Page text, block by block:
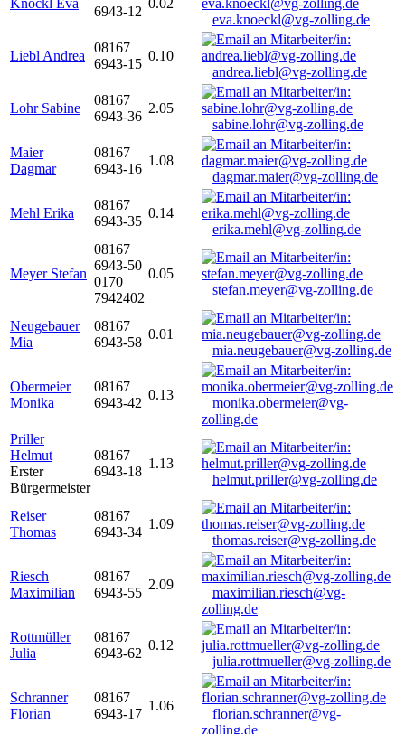
Knöckl Eva
6943-12
0.02
eva.knoeckl@vg-zolling.de
Liebl Andrea
08167
6943-15
0.10
andrea.liebl@vg-zolling.de
Lohr Sabine
08167
6943-36
2.05
sabine.lohr@vg-zolling.de
Maier
Dagmar
08167
6943-16
1.08
dagmar.maier@vg-zolling.de
Mehl Erika
08167
6943-35
0.14
erika.mehl@vg-zolling.de
Meyer Stefan
08167
6943-50
0170
7942402
0.05
stefan.meyer@vg-zolling.de
Neugebauer
Mia
08167
6943-58
0.01
mia.neugebauer@vg-zolling.de
Obermeier
Monika
08167
6943-42
0.13
monika.obermeier@vg-
zolling.de
Priller
Helmut
Erster
Bürgermeister
08167
6943-18
1.13
helmut.priller@vg-zolling.de
Reiser
Thomas
08167
6943-34
1.09
thomas.reiser@vg-zolling.de
Riesch
Maximilian
08167
6943-55
2.09
maximilian.riesch@vg-
zolling.de
Rottmüller
Julia
08167
6943-62
0.12
julia.rottmueller@vg-zolling.de
Schranner
Florian
08167
6943-17
1.06
florian.schranner@vg-
zolling.de